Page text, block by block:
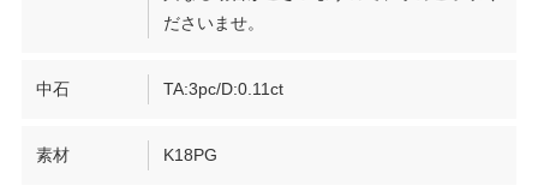
ださいませ。
中石 TA:3pc/D:0.11ct
素材 K18PG